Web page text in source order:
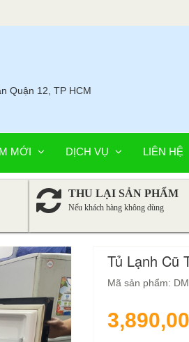
Quận 12, TP HCM
MỚI DỊCH VỤ LIÊN HỆ
THU LẠI SẢN PHẨM
Nếu khách hàng không dùng
Tủ Lạnh Cũ
Mã sản phẩm: